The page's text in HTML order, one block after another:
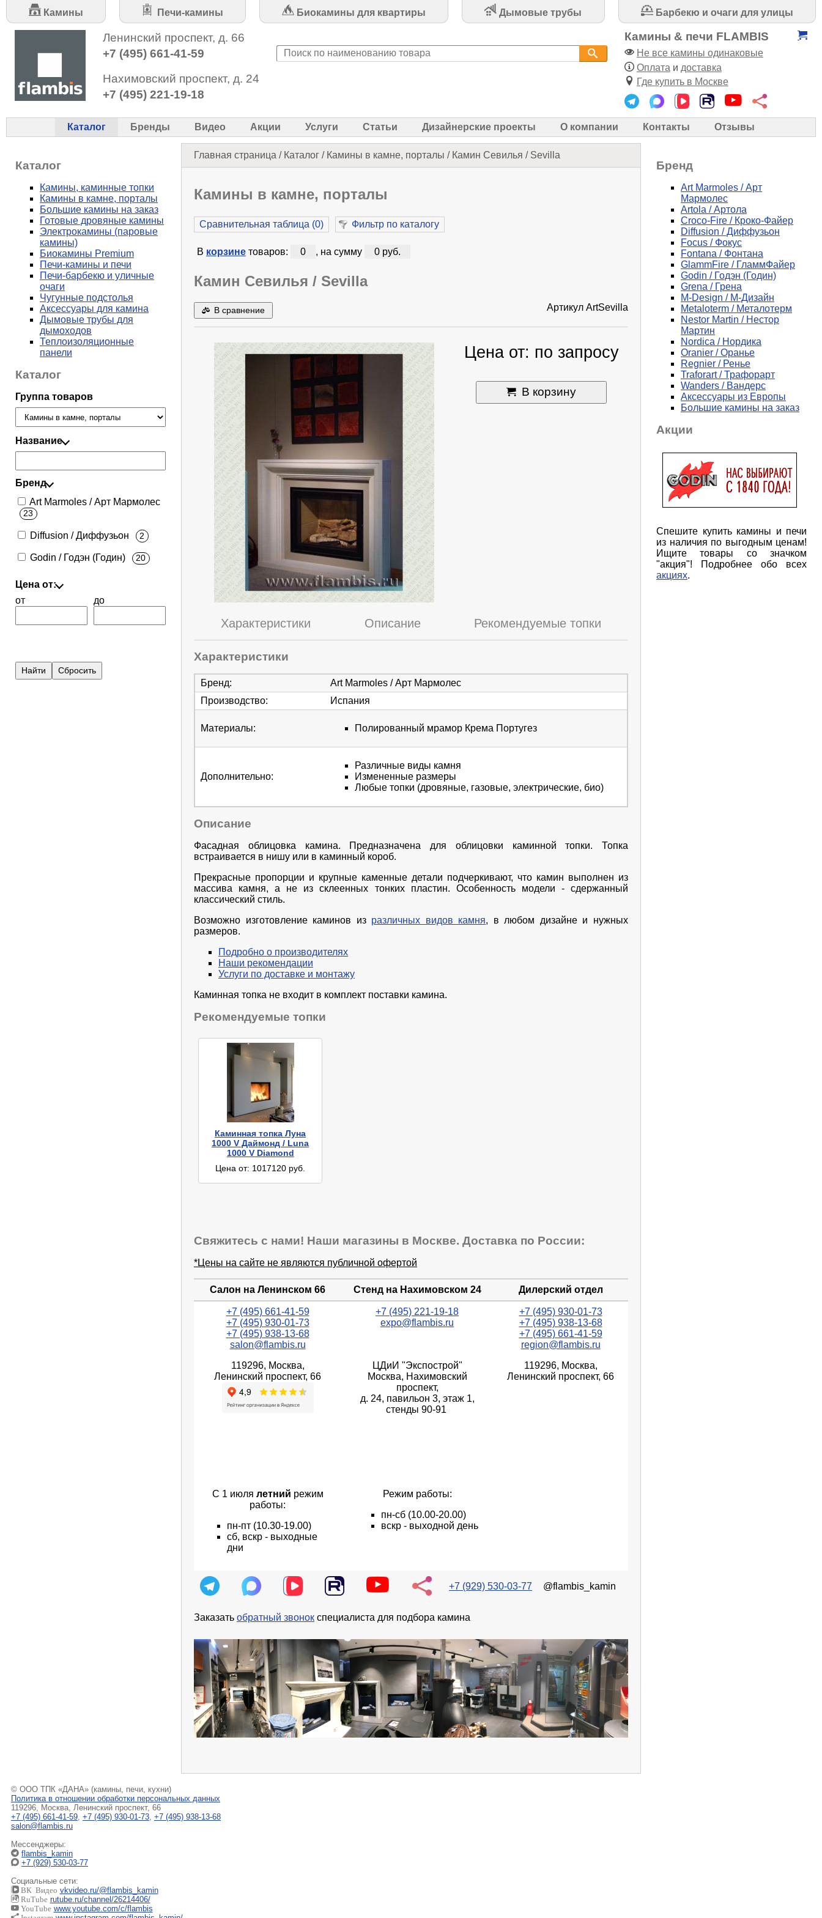
Камины Печи-камины Биокамины для квартиры Дымовые трубы Барбекю и очаги для улицы
Ленинский проспект, д. 66
+7 (495) 661-41-59
Нахимовский проспект, д. 24
+7 (495) 221-19-18
Камины & печи FLAMBIS
Не все камины одинаковые
Оплата и доставка
Где купить в Москве
Каталог Бренды Видео Акции Услуги Статьи Дизайнерские проекты О компании Контакты Отзывы
Главная страница / Каталог / Камины в камне, порталы / Камин Севилья / Sevilla
Камины в камне, порталы
Сравнительная таблица (0) Фильтр по каталогу
В корзинетоваров: 0 , на сумму 0 руб.
Камин Севилья / Sevilla
В сравнение Артикул ArtSevilla
Цена от: по запросу
В корзину
Характеристики Описание Рекомендуемые топки
Характеристики
Бренд:
Art Marmoles / Арт Мармолес
Производство: Испания
Материалы: Полированный мрамор Крема Португез
Дополнительно:
Различные виды камня
Измененные размеры
Любые топки (дровяные, газовые, электрические, био)
Описание
Фасадная облицовка камина. Предназначена для облицовки каминной топки. Топка
встраивается в нишу или в каминный короб.
Прекрасные пропорции и крупные каменные детали подчеркивают, что камин выполнен из
массива камня, а не из склеенных тонких пластин. Особенность модели - сдержанный
классический стиль.
Возможно изготовление каминов из различных видов камня, в любом дизайне и нужных
размеров.
Подробно о производителях
Наши рекомендации
Услуги по доставке и монтажу
Каминная топка не входит в комплект поставки камина.
Рекомендуемые топки
Каминная топка Луна
1000 V Даймонд / Luna
1000 V Diamond
Цена от: 1017120 руб.
Свяжитесь с нами! Наши магазины в Москве. Доставка по России:
*Цены на сайте не являются публичной офертой
Салон на Ленинском 66 Стенд на Нахимовском 24 Дилерский отдел
+7 (495) 661-41-59
+7 (495) 930-01-73
+7 (495) 938-13-68
salon@flambis.ru
+7 (495) 221-19-18
expo@flambis.ru
+7 (495) 930-01-73
+7 (495) 938-13-68
+7 (495) 661-41-59
region@flambis.ru
119296, Москва,
Ленинский проспект, 66
ЦДиИ "Экспострой"
Москва, Нахимовский
проспект,
д. 24, павильон 3, этаж 1,
стенды 90-91
119296, Москва,
Ленинский проспект, 66
С 1 июля летний режим
работы:
пн-пт (10.30-19.00)
сб, вскр - выходные
дни
Режим работы:
пн-сб(10.00-20.00)
вскр - выходной день
+7 (929) 530-03-77 @flambis_kamin
Заказать обратный звонок специалиста для подбора камина
Каталог
Камины, каминные топки
Камины в камне, порталы
Большие камины на заказ
Готовые дровяные камины
Электрокамины (паровые
камины)
Биокамины Premium
Печи-камины и печи
Печи-барбекю и уличные
очаги
Чугунные подстолья
Аксессуары для камина
Дымовые трубы для
дымоходов
Теплоизоляционные
панели
Каталог
Группа товаров
Название
Бренд
Art Marmoles / Арт Мармолес
23
Diffusion / Диффузьон 2
Godin / Годэн (Годин) 20
Цена от:
от
до
Бренд
Art Marmoles / Арт
Мармолес
Artola / Артола
Croco-Fire / Кроко-Файер
Diffusion / Диффузьон
Focus / Фокус
Fontana / Фонтана
GlammFire / ГламмФайер
Godin / Годэн (Годин)
Grena / Грена
M-Design / М-Дизайн
Metaloterm / Металотерм
Nestor Martin / Нестор
Мартин
Nordica / Нордика
Oranier / Оранье
Regnier / Ренье
Traforart / Трафорарт
Wanders / Вандерс
Аксессуары из Европы
Большие камины на заказ
Акции
Спешите купить камины и печи
из наличия по выгодным ценам!
Ищите товары со значком
"акция"! Подробнее обо всех
акциях.
© ООО ТПК «ДАНА» (камины, печи, кухни)
Политика в отношении обработки персональных данных
119296, Москва, Ленинский проспект, 66
+7 (495) 661-41-59, +7 (495) 930-01-73, +7 (495) 938-13-68
salon@flambis.ru
Мессенджеры:
flambis_kamin
+7 (929) 530-03-77
Социальные сети:
ВК Видео vkvideo.ru/@flambis_kamin
RuTube rutube.ru/channel/26214406/
YouTube www.youtube.com/c/flambis